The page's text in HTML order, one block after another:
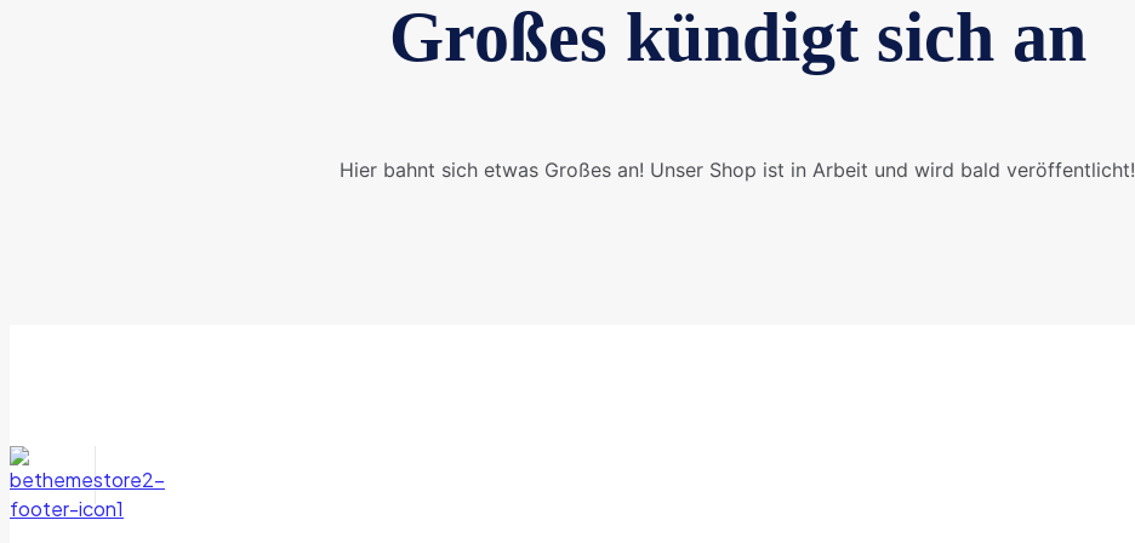
Großes kündigt sich an
Hier bahnt sich etwas Großes an! Unser Shop ist in Arbeit und wird bald veröffentlicht!